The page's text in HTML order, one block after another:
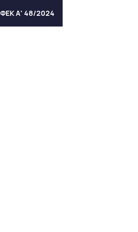
ΦΕΚ Α' 48/2024